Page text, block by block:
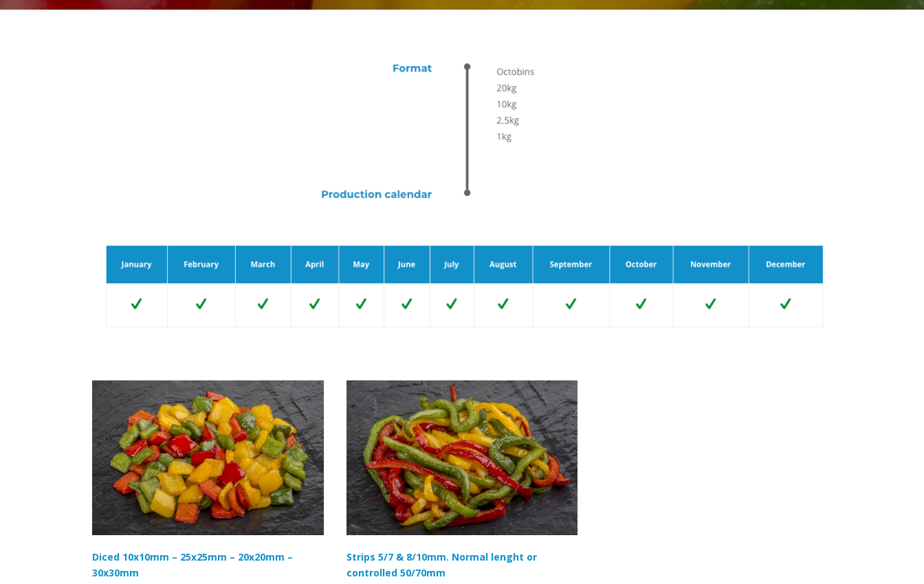
Diced 10x10mm – 25x25mm – 20x20mm –
30x30mm
Strips 5/7 & 8/10mm. Normal lenght or
controlled 50/70mm